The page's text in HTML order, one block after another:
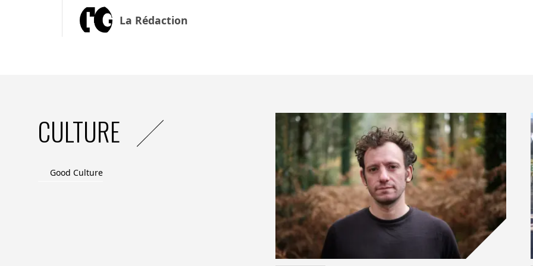
The GOOD : Quel est l’innovation magasin à impact qui vous a le plus marqué ?
produits plus responsables, les prix de ces produits étaient indexés sur cette échelle,
favorisant ainsi les produits à faible émission. Les résultats en rayons sont sans appel : les
boulettes de viande ont bien été délaissées au profit des alternatives végétales rapidement en
rupture de stock. Impossible de payer avec sa carte bancaire ici. Seule la monnaie « CO2e »
créée pour l’occasion était valable. Attention, le montant était plafonné à 18,9 kilos de CO2 par
personne, soit l’équivalence en consommation hebdomadaire maximale fixée par les Accords
de Paris. Une limitation efficace pour prendre conscience de sa participation individuelle aux
enjeux planétaires. Il s’agit plus d’une opération de sensibilisation que d’un réel test de concept
marchand. Néanmoins, il démontre que l’incitation par le prix à un choix plus responsable
fonctionne. Et il n’est pas exclu qu’un jour nous soyons obligés de consommer en fonction de
l’émission de CO2 générée par nos produits…
La Rédaction
CULTURE
Good Culture